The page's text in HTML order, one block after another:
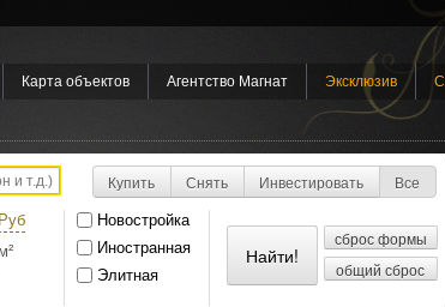
Карта объектов Агентство Магнат Эксклюзив
Купить Снять Инвестировать Все
Руб
м²
Новостройка
Иностранная
Элитная